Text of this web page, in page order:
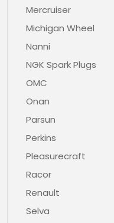
Mercruiser
Michigan Wheel
Nanni
NGK Spark Plugs
OMC
Onan
Parsun
Perkins
Pleasurecraft
Racor
Renault
Selva